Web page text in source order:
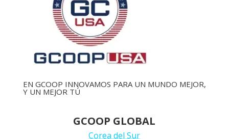
EN GCOOP INNOVAMOS PARA UN MUNDO MEJOR,
Y UN MEJOR TÚ
GCOOP GLOBAL
Corea del Sur